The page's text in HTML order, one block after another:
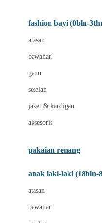
Blooming
Bravado
Buds Organics
Bugaboo
C
fashion bayi (0bln-
atasan
bawahan
gaun
setelan
jaket & kardigan
aksesoris
pakaian renang
anak laki-laki (18bln-
atasan
bawahan